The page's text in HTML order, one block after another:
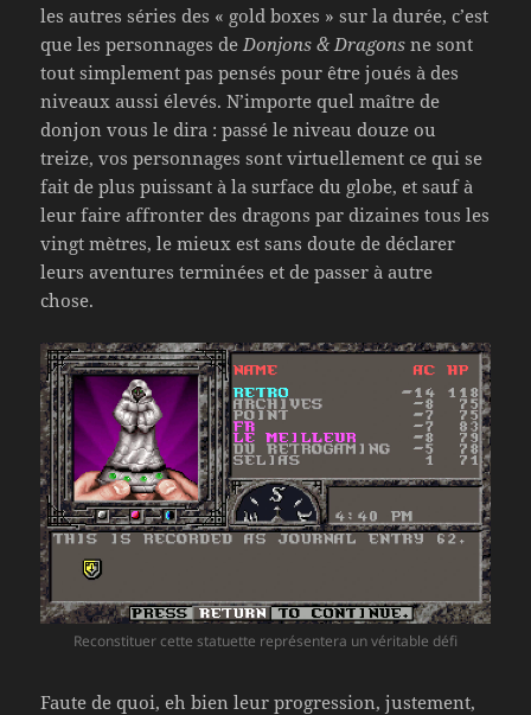
les autres séries des « gold boxes » sur la durée, c’est
que les personnages de Donjons & Dragons ne sont
tout simplement pas pensés pour être joués à des
niveaux aussi élevés. N’importe quel maître de
donjon vous le dira : passé le niveau douze ou
treize, vos personnages sont virtuellement ce qui se
fait de plus puissant à la surface du globe, et sauf à
leur faire affronter des dragons par dizaines tous les
vingt mètres, le mieux est sans doute de déclarer
leurs aventures terminées et de passer à autre
chose.
Reconstituer cette statuette représentera un véritable défi
Faute de quoi, eh bien leur progression, justement,